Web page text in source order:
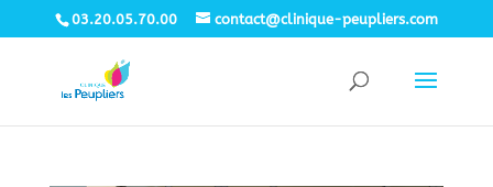
03.20.05.70.00 contact@clinique-peupliers.com